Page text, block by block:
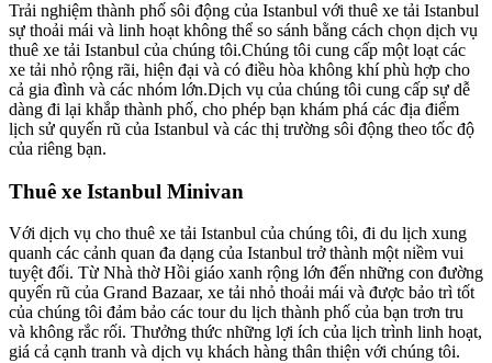
Trải nghiệm thành phố sôi động của Istanbul với thuê xe tải Istanbul
sự thoải mái và linh hoạt không thể so sánh bằng cách chọn dịch vụ
thuê xe tải Istanbul của chúng tôi.Chúng tôi cung cấp một loạt các
xe tải nhỏ rộng rãi, hiện đại và có điều hòa không khí phù hợp cho
cả gia đình và các nhóm lớn.Dịch vụ của chúng tôi cung cấp sự dễ
dàng đi lại khắp thành phố, cho phép bạn khám phá các địa điểm
lịch sử quyến rũ của Istanbul và các thị trường sôi động theo tốc độ
của riêng bạn.
Thuê xe Istanbul Minivan
Với dịch vụ cho thuê xe tải Istanbul của chúng tôi, đi du lịch xung
quanh các cảnh quan đa dạng của Istanbul trở thành một niềm vui
tuyệt đối. Từ Nhà thờ Hồi giáo xanh rộng lớn đến những con đường
quyến rũ của Grand Bazaar, xe tải nhỏ thoải mái và được bảo trì tốt
của chúng tôi đảm bảo các tour du lịch thành phố của bạn trơn tru
và không rắc rối. Thưởng thức những lợi ích của lịch trình linh hoạt,
giá cả cạnh tranh và dịch vụ khách hàng thân thiện với chúng tôi.